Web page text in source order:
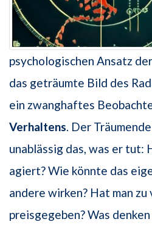
psychologischen Ansatz
das geträumte Bild des
ein zwanghaftes
Verhaltens. Der
unablässig das, was er tut:
agiert? Wie könnte das
andere wirken? Hat man zu
preisgegeben? Was